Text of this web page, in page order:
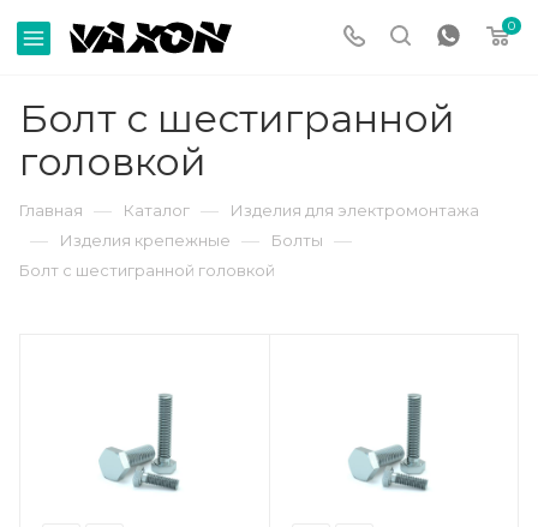
0
Болт с шестигранной
головкой
Главная — Каталог — Изделия для электромонтажа
— Изделия крепежные — Болты —
Болт с шестигранной головкой